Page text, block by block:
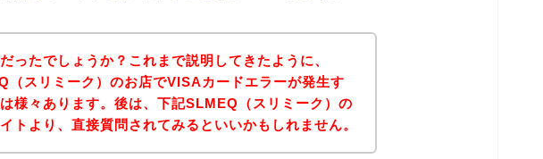
ったでしょうか？これまで説明してきたように、
（スリミーク）のお店でVISAカードエラーが発生す
様々あります。後は、下記SLMEQ（スリミーク）の
トより、直接質問されてみるといいかもしれません。